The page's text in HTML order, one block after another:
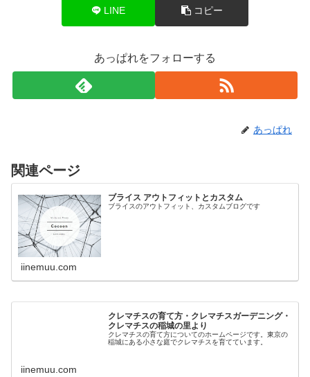
LINE コピー
あっぱれをフォローする
あっぱれ
関連ページ
ブライス アウトフィットとカスタム
ブライスのアウトフィット、カスタムブログです
iinemuu.com
クレマチスの育て方・クレマチスガーデニング・
クレマチスの稲城の里より
クレマチスの育て方についてのホームページです。東京の
稲城にある小さな庭でクレマチスを育てています。
iinemuu.com